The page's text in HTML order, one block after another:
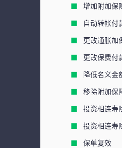
增加附加保
自动转帐付
更改通胀加
更改保费付
降低名义金
移除附加保
投资相连寿
投资相连寿
保单复效